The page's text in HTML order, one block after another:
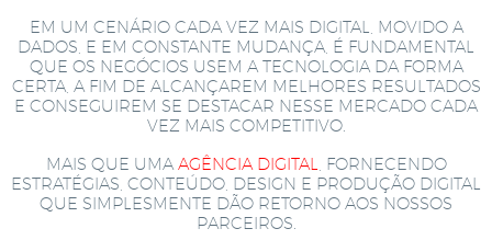
EM UM CENÁRIO CADA VEZ MAIS DIGITAL, MOVIDO A
DADOS, E EM CONSTANTE MUDANÇA, É FUNDAMENTAL
QUE OS NEGÓCIOS USEM A TECNOLOGIA DA FORMA
CERTA, A FIM DE ALCANÇAREM MELHORES RESULTADOS
E CONSEGUIREM SE DESTACAR NESSE MERCADO CADA
VEZ MAIS COMPETITIVO.
MAIS QUE UMA AGÊNCIA DIGITAL
, FORNECENDO
ESTRATÉGIAS, CONTEÚDO, DESIGN E PRODUÇÃO DIGITAL
QUE SIMPLESMENTE DÃO RETORNO AOS NOSSOS
PARCEIROS.